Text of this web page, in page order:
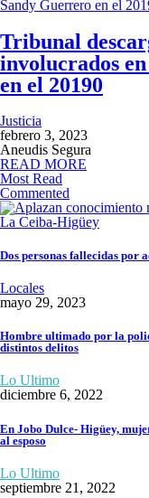
Tribunal
involucrados
en el 20190
Justicia
febrero 3, 2023
Aneudis Segura
READ MORE
Most Read
Commented
Dos personas fallecidas por
Locales
mayo 29, 2023
Hombre ultimado por la
distintos delitos
Lo Ultimo
diciembre 6, 2022
En Jobo Dulce- Higüey,
al esposo
Lo Ultimo
septiembre 21, 2022